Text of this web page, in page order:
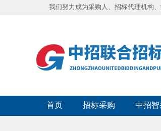
我们努力成为采购人、招标代理机构
首页 招标采购 中招智